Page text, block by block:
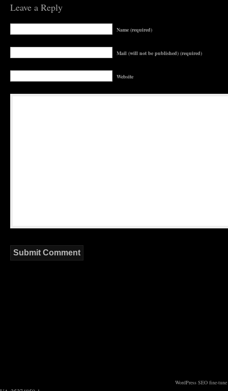
Leave a Reply
Name (required)
Mail (will not be published) (required)
Website
WordPress SEO fine-